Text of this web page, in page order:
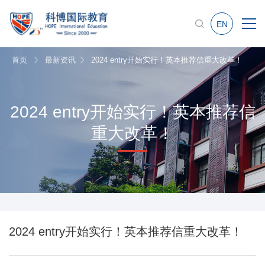
EN
首页 最新资讯 2024 entry开始实行！英本推荐信重大改革！
2024 entry开始实行！英本推荐信
重大改革！
2024 entry开始实行！英本推荐信重大改革！